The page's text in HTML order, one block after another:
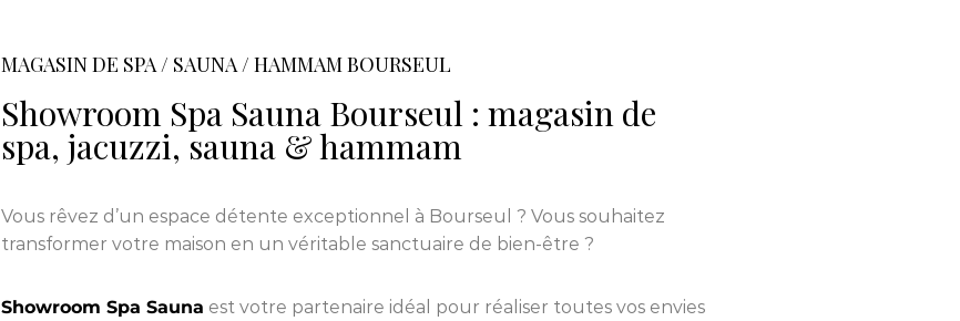
MAGASIN DE SPA / SAUNA / HAMMAM BOURSEUL
Showroom Spa Sauna Bourseul : magasin de
spa, jacuzzi, sauna & hammam
Vous rêvez d’un espace détente exceptionnel à Bourseul ? Vous souhaitez
transformer votre maison en un véritable sanctuaire de bien-être ?
Showroom Spa Sauna est votre partenaire idéal pour réaliser toutes vos envies